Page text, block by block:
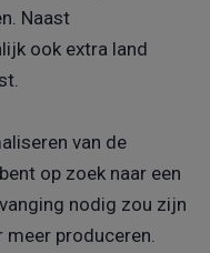
Naast
ook extra land
van de
op zoek naar een
nodig zou zijn
produceren.